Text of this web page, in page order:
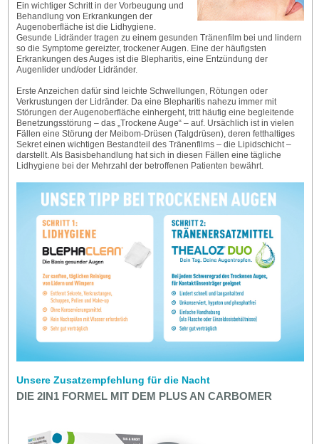
Ein wichtiger Schritt in der Vorbeugung und
Behandlung von Erkrankungen der
Augenoberfläche ist die Lidhygiene.
Gesunde Lidränder tragen zu einem gesunden Tränenfilm bei und lindern
so die Symptome gereizter, trockener Augen. Eine der häufigsten
Erkrankungen des Auges ist die Blepharitis, eine Entzündung der
Augenlider und/oder Lidränder.
Erste Anzeichen dafür sind leichte Schwellungen, Rötungen oder
Verkrustungen der Lidränder. Da eine Blepharitis nahezu immer mit
Störungen der Augenoberfläche einhergeht, tritt häufig eine begleitende
Benetzungsstörung – das „Trockene Auge“ – auf. Ursächlich ist in vielen
Fällen eine Störung der Meibom-Drüsen (Talgdrüsen), deren fetthaltiges
Sekret einen wichtigen Bestandteil des Tränenfilms – die Lipidschicht –
darstellt. Als Basisbehandlung hat sich in diesen Fällen eine tägliche
Lidhygiene bei der Mehrzahl der betroffenen Patienten bewährt.
Unsere Zusatzempfehlung für die Nacht
DIE 2IN1 FORMEL MIT DEM PLUS AN CARBOMER